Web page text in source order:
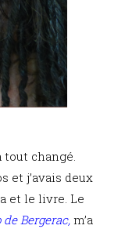
tout changé.
et j’avais deux
et le livre. Le
Bergerac,m’a